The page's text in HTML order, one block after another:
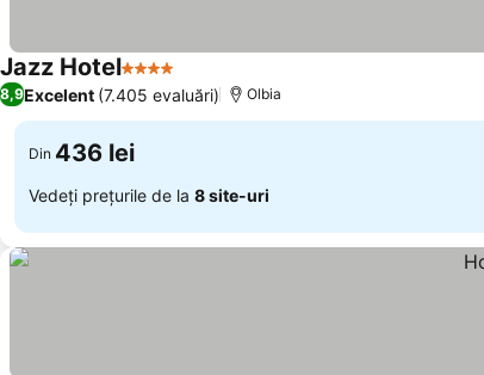
Jazz Hotel4 Stele
8,9Excelent (7.405 evaluări) Olbia
Din 436 lei
Vedeți prețurile de la 8 site-uri